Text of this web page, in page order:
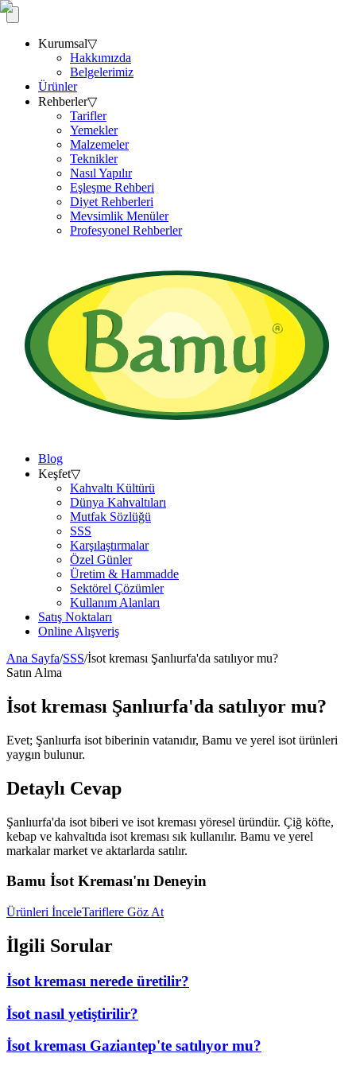
Kurumsal▽
Hakkımızda
Belgelerimiz
Ürünler
Rehberler▽
Tarifler
Yemekler
Malzemeler
Teknikler
Nasıl Yapılır
Eşleşme Rehberi
Diyet Rehberleri
Mevsimlik Menüler
Profesyonel Rehberler
Blog
Keşfet▽
Kahvaltı Kültürü
Dünya Kahvaltıları
Mutfak Sözlüğü
SSS
Karşılaştırmalar
Özel Günler
Üretim & Hammadde
Sektörel Çözümler
Kullanım Alanları
Satış Noktaları
Online Alışveriş
Ana Sayfa/SSS/İsot kreması Şanlıurfa'da satılıyor mu?
Satın Alma
İsot kreması Şanlıurfa'da satılıyor mu?
Evet; Şanlıurfa isot biberinin vatanıdır, Bamu ve yerel isot ürünleri
yaygın bulunur.
Detaylı Cevap
Şanlıurfa'da isot biberi ve isot kreması yöresel üründür. Çiğ köfte,
kebap ve kahvaltıda isot kreması sık kullanılır. Bamu ve yerel
markalar market ve aktarlarda satılır.
Bamu İsot Kreması'nı Deneyin
Ürünleri İnceleTariflere Göz At
İlgili Sorular
İsot kreması nerede üretilir?
İsot nasıl yetiştirilir?
İsot kreması Gaziantep'te satılıyor mu?